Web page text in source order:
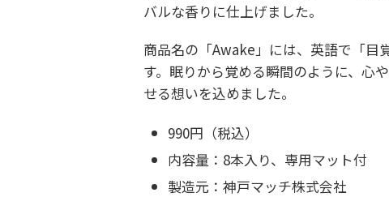
バルな香りに仕上げました。
商品名の「Awake」には、英語で「目
す。眠りから覚める瞬間のように、心
せる想いを込めました。
990円（税込）
内容量：8本入り、専用マット付
製造元：神戸マッチ株式会社